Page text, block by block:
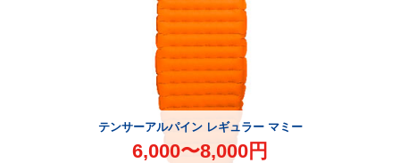
テンサーアルパイン レギュラー マミー
6,000〜8,000円